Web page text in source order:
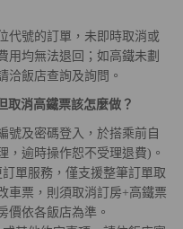
代號的訂單，未即時取消或
用均無法退回；如高鐵未劃
洽飯店查詢及詢問。
取消高鐵票該怎麼做？
號及密碼登入，於搭乘前自
，逾時操作恕不受理退費)。
單服務，僅支援整筆訂單取
車票，則須取消訂房+高鐵票
價依各飯店為準。